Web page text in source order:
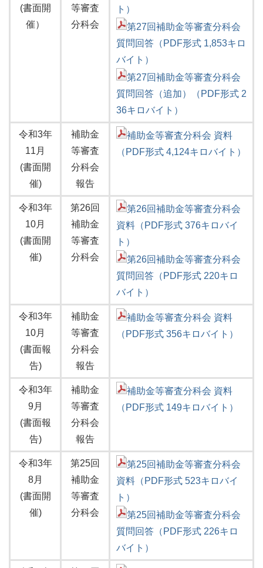
(書面開
催）
等審査
分科会
ト）
第27回補助金等審査分科会
質問回答（PDF形式 1,853キロ
バイト）
第27回補助金等審査分科会
質問回答（追加）（PDF形式 2
36キロバイト）
令和3年
11月
(書面開
催)
補助金
等審査
分科会
報告
補助金等審査分科会 資料
（PDF形式 4,124キロバイト）
令和3年
10月
(書面開
催)
第26回
補助金
等審査
分科会
第26回補助金等審査分科会
資料（PDF形式 376キロバイ
ト）
第26回補助金等審査分科会
質問回答（PDF形式 220キロ
バイト）
令和3年
10月
(書面報
告)
補助金
等審査
分科会
報告
補助金等審査分科会 資料
（PDF形式 356キロバイト）
令和3年
9月
(書面報
告)
補助金
等審査
分科会
報告
補助金等審査分科会 資料
（PDF形式 149キロバイト）
令和3年
8月
(書面開
催)
第25回
補助金
等審査
分科会
第25回補助金等審査分科会
資料（PDF形式 523キロバイ
ト）
第25回補助金等審査分科会
質問回答（PDF形式 226キロ
バイト）